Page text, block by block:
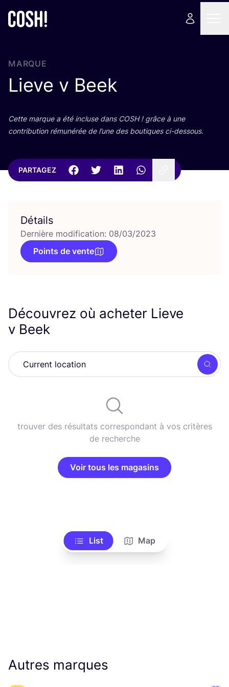
MARQUE
Lieve v Beek
Cette marque a été incluse dans COSH! grâce à une
contri­bu­tion rému­né­rée de l’une des bou­tiques ci-dessous.
PARTAGEZ
Détails
Dernière modification: 08/03/2023
Points de vente
Découvrez où acheter Lieve
v Beek
trouver des résultats correspondant à vos critères
de recherche
Voir tous les magasins
List Map
Autres marques